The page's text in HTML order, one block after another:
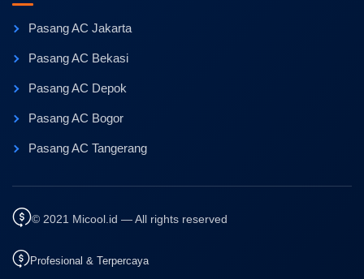
Pasang AC Jakarta
Pasang AC Bekasi
Pasang AC Depok
Pasang AC Bogor
Pasang AC Tangerang
© 2021 Micool.id — All rights reserved
Profesional & Terpercaya